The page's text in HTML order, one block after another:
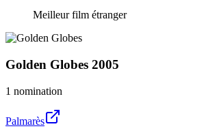
Meilleur film étranger
Golden Globes 2005
1 nomination
Palmarès